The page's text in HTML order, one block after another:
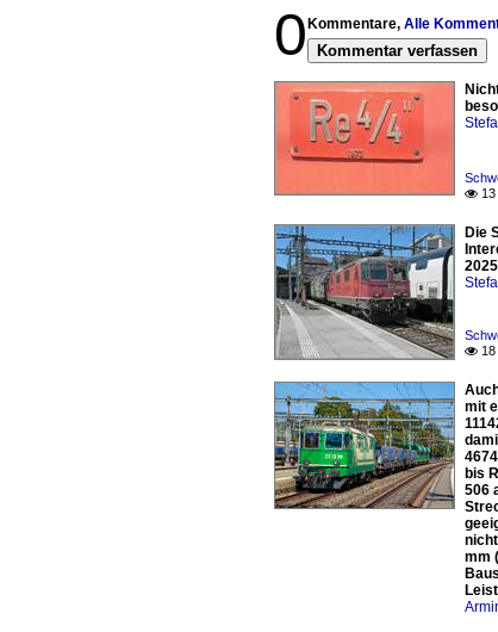
0 Kommentare, Alle
Kommentar verfassen
 13
Die
 18
mit
bis
506
mm